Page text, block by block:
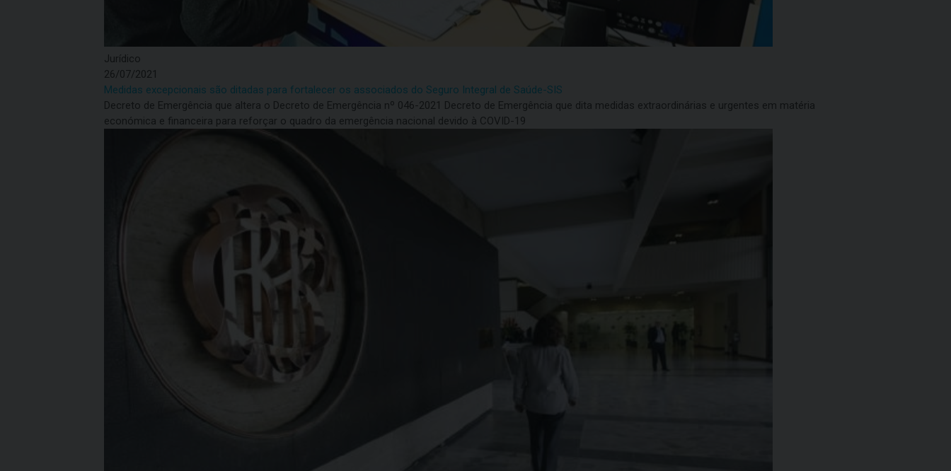
Jurídico
26/07/2021
Medidas excepcionais são ditadas para fortalecer os associados do Seguro Integral de Saúde-SIS
Decreto de Emergência que altera o Decreto de Emergência nº 046-2021 Decreto de Emergência que dita medidas extraordinárias e urgentes em matéria
económica e financeira para reforçar o quadro da emergência nacional devido à COVID-19